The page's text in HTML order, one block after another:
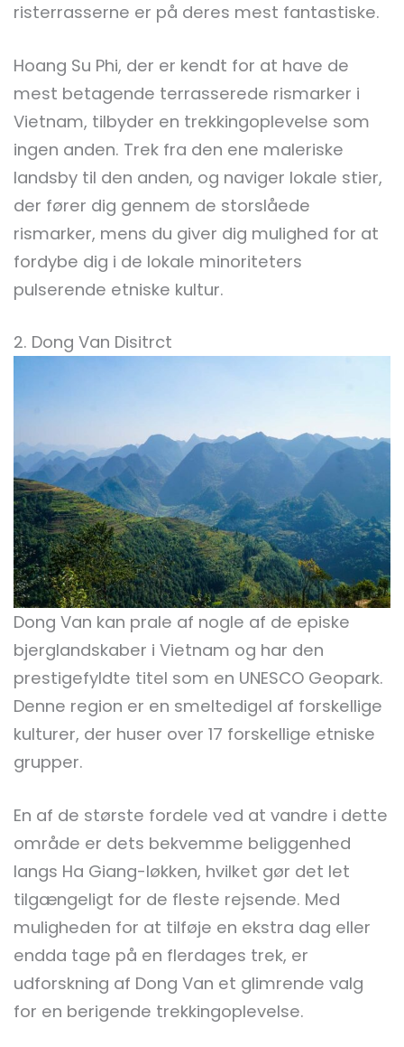
risterrasserne er på deres mest fantastiske.
Hoang Su Phi, der er kendt for at have de
mest betagende terrasserede rismarker i
Vietnam, tilbyder en trekkingoplevelse som
ingen anden. Trek fra den ene maleriske
landsby til den anden, og naviger lokale stier,
der fører dig gennem de storslåede
rismarker, mens du giver dig mulighed for at
fordybe dig i de lokale minoriteters
pulserende etniske kultur.
2. Dong Van Disitrct
Dong Van kan prale af nogle af de episke
bjerglandskaber i Vietnam og har den
prestigefyldte titel som en UNESCO Geopark.
Denne region er en smeltedigel af forskellige
kulturer, der huser over 17 forskellige etniske
grupper.
En af de største fordele ved at vandre i dette
område er dets bekvemme beliggenhed
langs Ha Giang-løkken, hvilket gør det let
tilgængeligt for de fleste rejsende. Med
muligheden for at tilføje en ekstra dag eller
endda tage på en flerdages trek, er
udforskning af Dong Van et glimrende valg
for en berigende trekkingoplevelse.